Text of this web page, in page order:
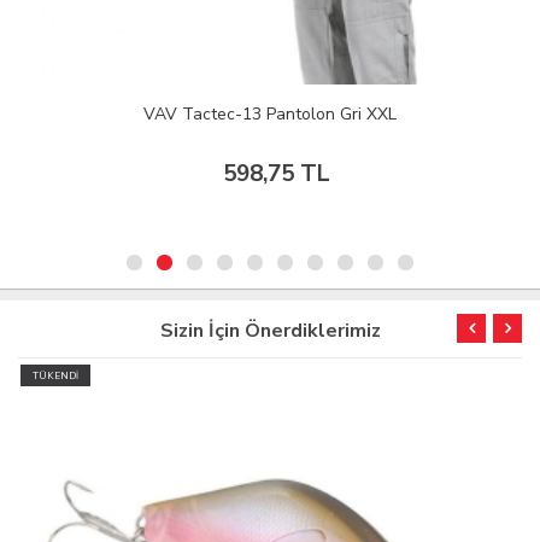
VAV Tactec-13 Pantolon Gri XXL
598,75 TL
Sizin İçin Önerdiklerimiz
TÜKENDİ